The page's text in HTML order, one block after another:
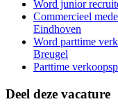
Word junior
Commercieel
Eindhoven
Word parttime
Breugel
Parttime
Deel deze vacature